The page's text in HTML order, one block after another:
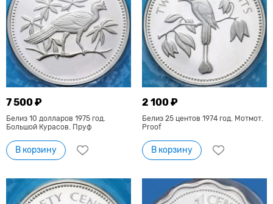
7 500 ₽
Белиз 10 долларов 1975 год.
Большой Курасов. Пруф
В корзину
2 100 ₽
Белиз 25 центов 1974 год. Мотмот.
Proof
В корзину